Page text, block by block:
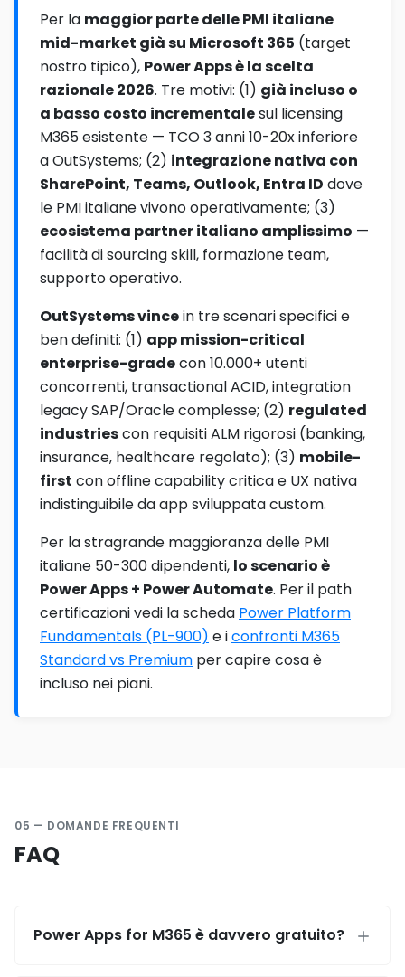
Per la maggior parte delle PMI italiane
mid-market già su Microsoft 365 (target
nostro tipico), Power Apps è la scelta
razionale 2026. Tre motivi: (1) già incluso o
a basso costo incrementalesul licensing
M365 esistente — TCO 3 anni 10-20x inferiore
a OutSystems; (2) integrazione nativa con
SharePoint, Teams, Outlook, Entra ID dove
le PMI italiane vivono operativamente; (3)
ecosistema partner italiano amplissimo —
facilità di sourcing skill, formazione team,
supporto operativo.
OutSystems vincein tre scenari specifici e
ben definiti: (1) app mission-critical
enterprise-gradecon 10.000+ utenti
concorrenti, transactional ACID, integration
legacy SAP/Oracle complesse; (2) regulated
industriescon requisiti ALM rigorosi (banking,
insurance, healthcare regolato); (3) mobile-
first con offline capability critica e UX nativa
indistinguibile da app sviluppata custom.
Per la stragrande maggioranza delle PMI
italiane 50-300 dipendenti, lo scenario è
Power Apps + Power Automate. Per il path
certificazioni vedi la scheda Power Platform
Fundamentals (PL-900) e iconfronti M365
Standard vs Premium per capire cosa è
incluso nei piani.
05 — DOMANDE FREQUENTI
FAQ
Power Apps for M365 è davvero gratuito?